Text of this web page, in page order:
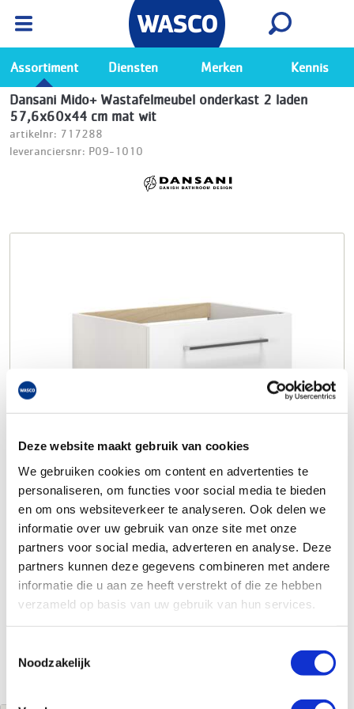
Deze website maakt gebruik van cookies
We gebruiken cookies om content en advertenties te
personaliseren, om functies voor social media te bieden
en om ons websiteverkeer te analyseren. Ook delen we
informatie over uw gebruik van onze site met onze
partners voor social media, adverteren en analyse. Deze
partners kunnen deze gegevens combineren met andere
informatie die u aan ze heeft verstrekt of die ze hebben
verzameld op basis van uw gebruik van hun services.
Noodzakelijk
Ga naar de Wasco app
Bekijk
Assortiment Diensten Merken Kennis
Dansani Mido+ Wastafelmeubel onderkast 2 laden
57,6x60x44 cm mat wit
artikelnr: 717288
leveranciersnr: P09-1010